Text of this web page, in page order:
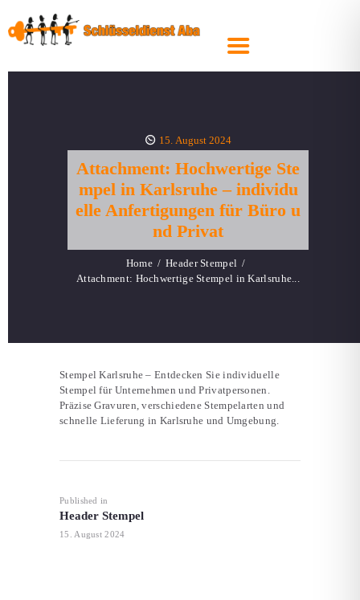
15. August 2024
Attachment: Hochwertige Ste
mpel in Karlsruhe – individu
elle Anfertigungen für Büro u
nd Privat
Home
Header Stempel
Attachment: Hochwertige Stempel in Karlsruhe...
SCHLIESSANLAGEN
SICHERHEITSTECHNIK
TRESORE
STEMPEL
PRODUKTE
SERVICE
ÜBER UNS
SCHLÜSSEL
Stempel Karlsruhe – Entdecken Sie individuelle
Stempel für Unternehmen und Privatpersonen.
Präzise Gravuren, verschiedene Stempelarten und
schnelle Lieferung in Karlsruhe und Umgebung.
Published in
post:
Header Stempel
15. August 2024